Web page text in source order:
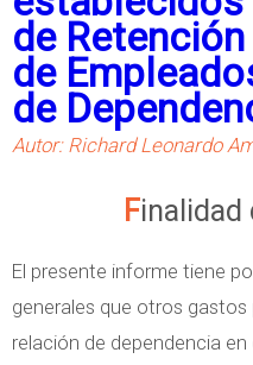
de
de
de
Autor: Richard Leonardo
El presente informe tiene
generales que otros
relación de dependencia